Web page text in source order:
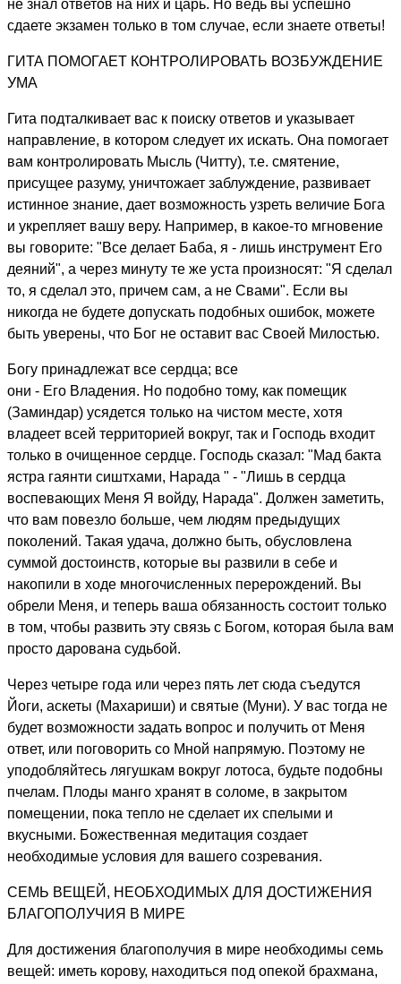
не знал ответов на них и царь. Но ведь вы успешно
сдаете экзамен только в том случае, если знаете ответы!
ГИТА ПОМОГАЕТ КОНТРОЛИРОВАТЬ ВОЗБУЖДЕНИЕ
УМА
Гита подталкивает вас к поиску ответов и указывает
направление, в котором следует их искать. Она помогает
вам контролировать Мысль (Читту), т.е. смятение,
присущее разуму, уничтожает заблуждение, развивает
истинное знание, дает возможность узреть величие Бога
и укрепляет вашу веру. Например, в какое-то мгновение
вы говорите: "Все делает Баба, я - лишь инструмент Его
деяний", а через минуту те же уста произносят: "Я сделал
то, я сделал это, причем сам, а не Свами". Если вы
никогда не будете допускать подобных ошибок, можете
быть уверены, что Бог не оставит вас Своей Милостью.
Богу принадлежат все сердца; все
они - Его Владения. Но подобно тому, как помещик
(Заминдар) усядется только на чистом месте, хотя
владеет всей территорией вокруг, так и Господь входит
только в очищенное сердце. Господь сказал: "Мад бакта
ястра гаянти сиштхами, Нарада " - "Лишь в сердца
воспевающих Меня Я войду, Нарада". Должен заметить,
что вам повезло больше, чем людям предыдущих
поколений. Такая удача, должно быть, обусловлена
суммой достоинств, которые вы развили в себе и
накопили в ходе многочисленных перерождений. Вы
обрели Меня, и теперь ваша обязанность состоит только
в том, чтобы развить эту связь с Богом, которая была вам
просто дарована судьбой.
Через четыре года или через пять лет сюда съедутся
Йоги, аскеты (Махариши) и святые (Муни). У вас тогда не
будет возможности задать вопрос и получить от Меня
ответ, или поговорить со Мной напрямую. Поэтому не
уподобляйтесь лягушкам вокруг лотоса, будьте подобны
пчелам. Плоды манго хранят в соломе, в закрытом
помещении, пока тепло не сделает их спелыми и
вкусными. Божественная медитация создает
необходимые условия для вашего созревания.
СЕМЬ ВЕЩЕЙ, НЕОБХОДИМЫХ ДЛЯ ДОСТИЖЕНИЯ
БЛАГОПОЛУЧИЯ В МИРЕ
Для достижения благополучия в мире необходимы семь
вещей: иметь корову, находиться под опекой брахмана,